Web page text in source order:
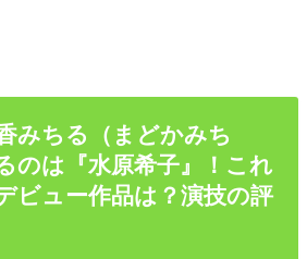
みちる（まどかみち
のは『水原希子』！これ
ビュー作品は？演技の評